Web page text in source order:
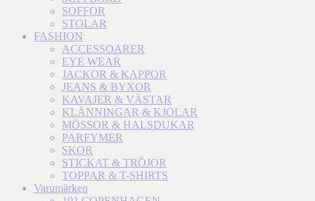
SOFFOR
STOLAR
FASHION
ACCESSOARER
EYE WEAR
JACKOR & KAPPOR
JEANS & BYXOR
KAVAJER & VÄSTAR
KLÄNNINGAR & KJOLAR
MÖSSOR & HALSDUKAR
PARFYMER
SKOR
STICKAT & TRÖJOR
TOPPAR & T-SHIRTS
Varumärken